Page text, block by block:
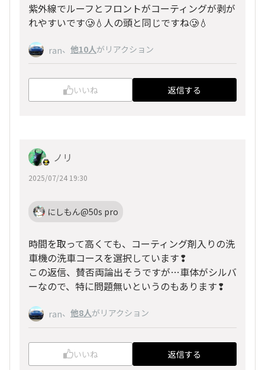
紫外線でルーフとフロントがコーティングが剥が
れやすいです🥲💧人の頭と同じですね🥲💧
ran、 他10人がリアクション
いいね 返信する
ノリ
2025/07/24 19:30
にしもん@50s pro
時間を取って高くても、コーティング剤入りの洗
車機の洗車コースを選択しています❢
この返信、賛否両論出そうですが…車体がシルバ
ーなので、特に問題無いというのもあります❢
ran、 他8人がリアクション
いいね 返信する